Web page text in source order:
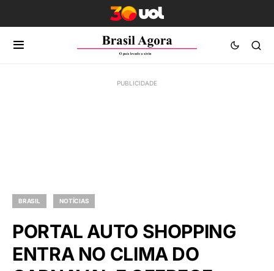
BRASIL NOTÍCIAS
PORTAL AUTO SHOPPING
ENTRA NO CLIMA DO